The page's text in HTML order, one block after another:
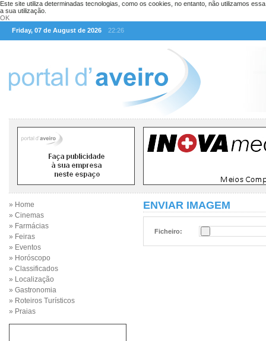
Este site utiliza determinadas tecnologias, como os cookies, no entanto, não utilizamos
a sua utilização.
OK
Friday, 07 de August de 2026
22:26
» Home
» Cinemas
» Farmácias
» Feiras
» Eventos
» Horóscopo
» Classificados
» Localização
» Gastronomia
» Roteiros Turísticos
» Praias
ENVIAR IMAGEM
Ficheiro: